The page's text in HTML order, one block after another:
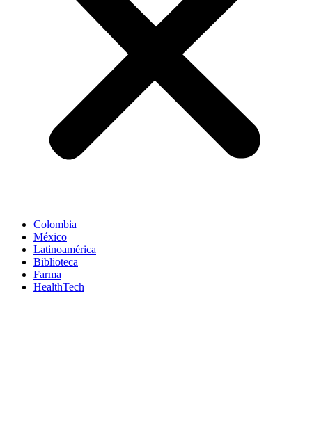
Colombia
México
Latinoamérica
Biblioteca
Farma
HealthTech